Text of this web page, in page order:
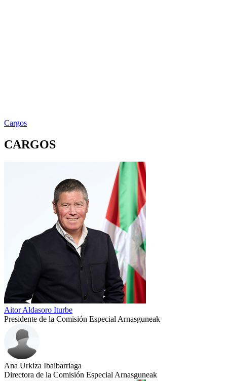
Cargos
CARGOS
Aitor Aldasoro Iturbe
Presidente de la Comisión Especial Arnasguneak
Ana Urkiza Ibaibarriaga
Directora de la Comisión Especial Arnasguneak